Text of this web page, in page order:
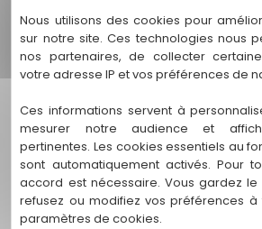
en droit du travail avec une expertise
domaine. Notre équipe dévouée
connaissance approfondie des lois et
travail, ainsi qu'une expérience pratique
passionnés par notre métier et nous
défendre vos intérêts avec intégrité et
Q: Comment puis-je vous
mes besoins en droit du travail à
R: Pour nous contacter, veuillez utiliser
Nous utilisons des cookies pour
sur notre site. Ces technologies nous
nos partenaires, de collecter
votre adresse IP et vos préférences de
Ces informations servent à
mesurer notre audience et
pertinentes. Les cookies essentiels au
sont automatiquement activés. Pour
accord est nécessaire. Vous gardez
refusez ou modifiez vos préférences
paramètres de cookies.